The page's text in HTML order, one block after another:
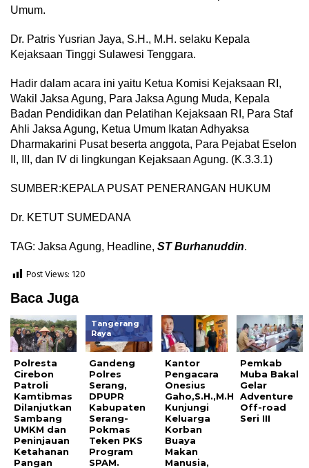
Umum.
Dr. Patris Yusrian Jaya, S.H., M.H. selaku Kepala
Kejaksaan Tinggi Sulawesi Tenggara.
Hadir dalam acara ini yaitu Ketua Komisi Kejaksaan RI,
Wakil Jaksa Agung, Para Jaksa Agung Muda, Kepala
Badan Pendidikan dan Pelatihan Kejaksaan RI, Para Staf
Ahli Jaksa Agung, Ketua Umum Ikatan Adhyaksa
Dharmakarini Pusat beserta anggota, Para Pejabat Eselon
II, III, dan IV di lingkungan Kejaksaan Agung. (K.3.3.1)
SUMBER:KEPALA PUSAT PENERANGAN HUKUM
Dr. KETUT SUMEDANA
TAG: Jaksa Agung, Headline, ST Burhanuddin.
Post Views: 120
Baca Juga
Polresta
Cirebon
Patroli
Kamtibmas
Dilanjutkan
Sambang
UMKM dan
Peninjauan
Ketahanan
Pangan
Tangerang
Raya
Gandeng
Polres
Serang,
DPUPR
Kabupaten
Serang-
Pokmas
Teken PKS
Program
SPAM.
Kantor
Pengacara
Onesius
Gaho,S.H.,M.H
Kunjungi
Keluarga
Korban
Buaya
Makan
Manusia,
Pemkab
Muba Bakal
Gelar
Adventure
Off-road
Seri III